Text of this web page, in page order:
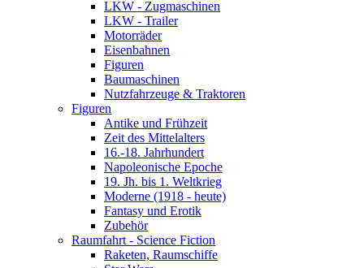
LKW - Zugmaschinen
LKW - Trailer
Motorräder
Eisenbahnen
Figuren
Baumaschinen
Nutzfahrzeuge & Traktoren
Figuren
Antike und Frühzeit
Zeit des Mittelalters
16.-18. Jahrhundert
Napoleonische Epoche
19. Jh. bis 1. Weltkrieg
Moderne (1918 - heute)
Fantasy und Erotik
Zubehör
Raumfahrt - Science Fiction
Raketen, Raumschiffe